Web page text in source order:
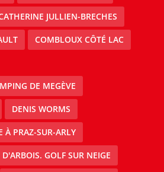
JULLIEN-BRECHES
COMBLOUX CÔTÉ LAC
DE MEGÈVE
DENIS WORMS
À PRAZ-SUR-ARLY
GOLF SUR NEIGE